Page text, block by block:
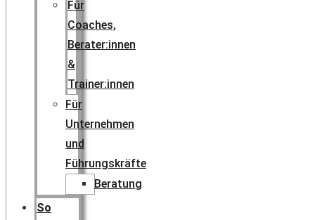
Für
Coaches,
Berater:innen
&
Trainer:innen
Für
Unternehmen
und
Führungskräfte
Beratung
So